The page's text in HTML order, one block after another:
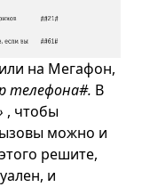
на Мегафон,
телефона#. В
, чтобы
можно и
решите,
и